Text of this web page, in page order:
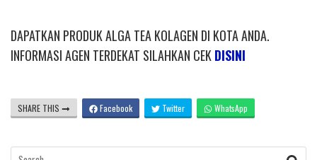
DAPATKAN PRODUK ALGA TEA KOLAGEN DI KOTA ANDA.
INFORMASI AGEN TERDEKAT SILAHKAN CEK DISINI
SHARE THIS Facebook Twitter WhatsApp
Search